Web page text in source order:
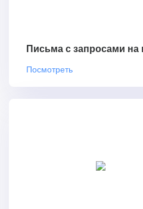
Письма с запросами
Посмотреть